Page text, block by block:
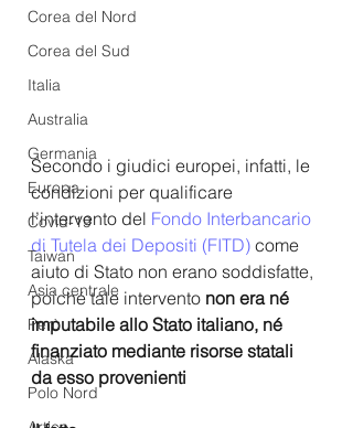
Corea del Nord
Corea del Sud
Italia
Australia
Germania
Europa
Covid-19
Taiwan
Asia centrale
Perù
Alaska
Polo Nord
Secondo i giudici europei, infatti, le
condizioni per qualificare
l’intervento del Fondo Interbancario
di Tutela dei Depositi (FITD) come
aiuto di Stato non erano soddisfatte,
poiché tale intervento non era né
imputabile allo Stato italiano, né
finanziato mediante risorse statali
da esso provenienti